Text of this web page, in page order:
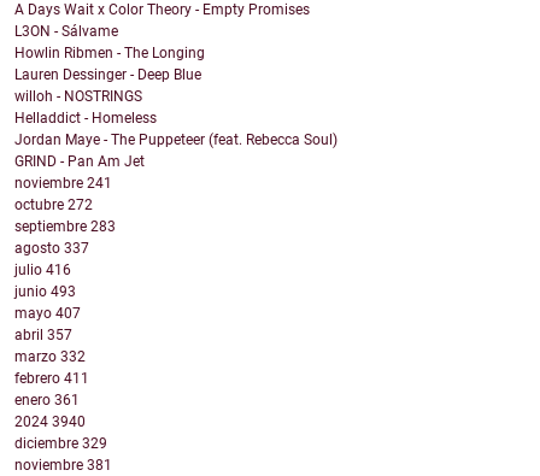
A Days Wait x Color Theory - Empty Promises
L3ON - Sálvame
Howlin Ribmen - The Longing
Lauren Dessinger - Deep Blue
willoh - NOSTRINGS
Helladdict - Homeless
Jordan Maye - The Puppeteer (feat. Rebecca Soul)
GRIND - Pan Am Jet
noviembre 241
octubre 272
septiembre 283
agosto 337
julio 416
junio 493
mayo 407
abril 357
marzo 332
febrero 411
enero 361
2024 3940
diciembre 329
noviembre 381